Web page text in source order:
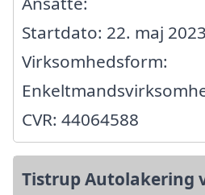
Startdato: 22. maj
Virksomhedsform:
CVR: 44064588
Tistrup Autolakering